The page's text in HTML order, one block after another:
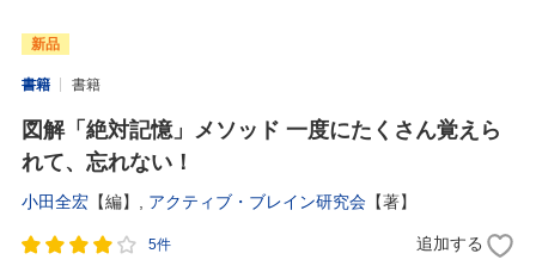
新品
書籍 書籍
図解「絶対記憶」メソッド 一度にたくさん覚えら
れて、忘れない！
小田全宏 【編】, アクティブ・ブレイン研究会 【著】
5件 追加する